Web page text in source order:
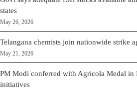
states
May 26, 2026
Telangana chemists join nationwide strike
May 21, 2026
PM Modi conferred with Agricola Medal in
initiatives